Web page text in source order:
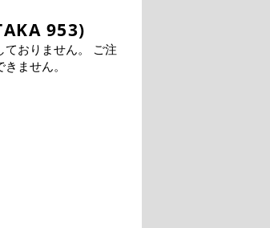
953)
ておりません。 ご注
ません。